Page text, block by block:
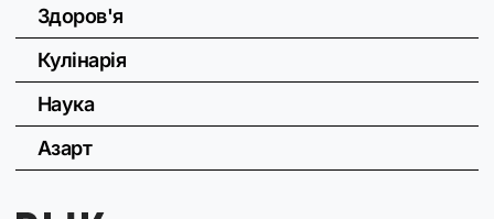
Здоров'я
Кулінарія
Наука
Азарт